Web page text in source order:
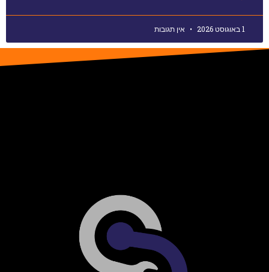
1 באוגוסט 2026 אין תגובות